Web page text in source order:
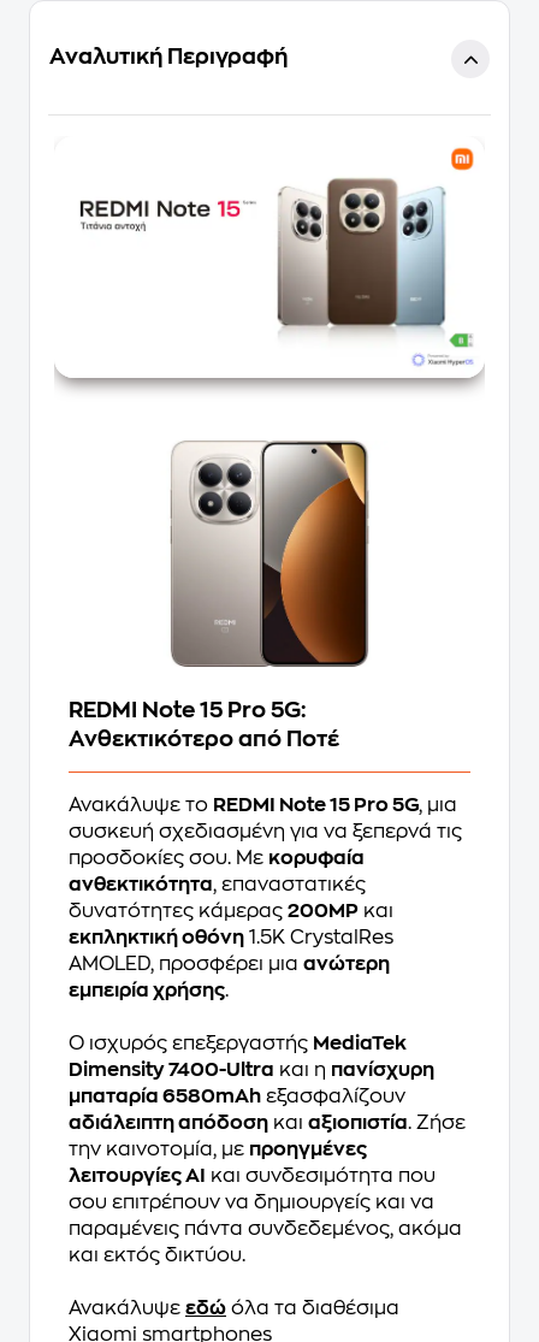
Αναλυτική Περιγραφή
REDMI Note 15 Pro 5G:
Ανθεκτικότερο από Ποτέ
Ανακάλυψε το REDMI Note 15 Pro 5G, μια
συσκευή σχεδιασμένη για να ξεπερνά τις
προσδοκίες σου. Με κορυφαία
ανθεκτικότητα, επαναστατικές
δυνατότητες κάμερας 200MP και
εκπληκτική οθόνη 1.5K CrystalRes
AMOLED, προσφέρει μια ανώτερη
εμπειρία χρήσης.
Ο ισχυρός επεξεργαστής MediaTek
Dimensity 7400-Ultra και η πανίσχυρη
μπαταρία 6580mAh εξασφαλίζουν
αδιάλειπτη απόδοση και αξιοπιστία. Ζήσε
την καινοτομία, με προηγμένες
λειτουργίες AI
και συνδεσιμότητα που
σου επιτρέπουν να δημιουργείς και να
παραμένεις πάντα συνδεδεμένος, ακόμα
και εκτός δικτύου.
Ανακάλυψε εδώ όλα τα διαθέσιμα
Xiaomi smartphones